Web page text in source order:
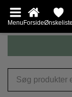
MenuForsideØnskeliste